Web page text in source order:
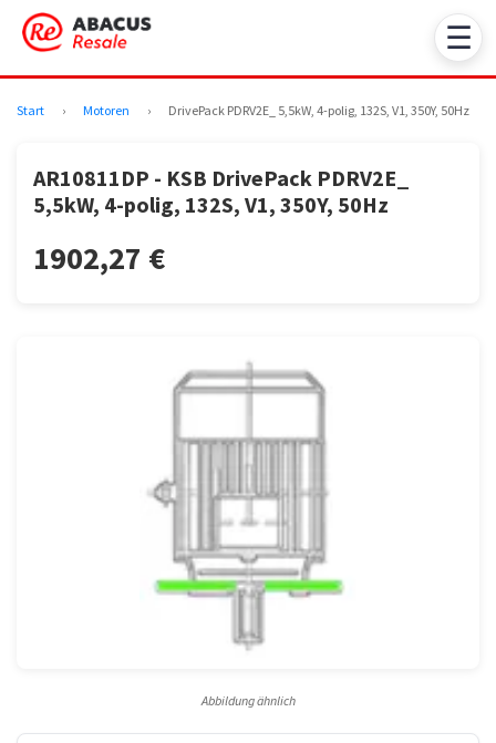
☰
Start › Motoren › DrivePack PDRV2E_ 5,5kW, 4-polig, 132S, V1, 350Y, 50Hz
AR10811DP - KSB DrivePack PDRV2E_
5,5kW, 4-polig, 132S, V1, 350Y, 50Hz
1902,27 €
Abbildung ähnlich